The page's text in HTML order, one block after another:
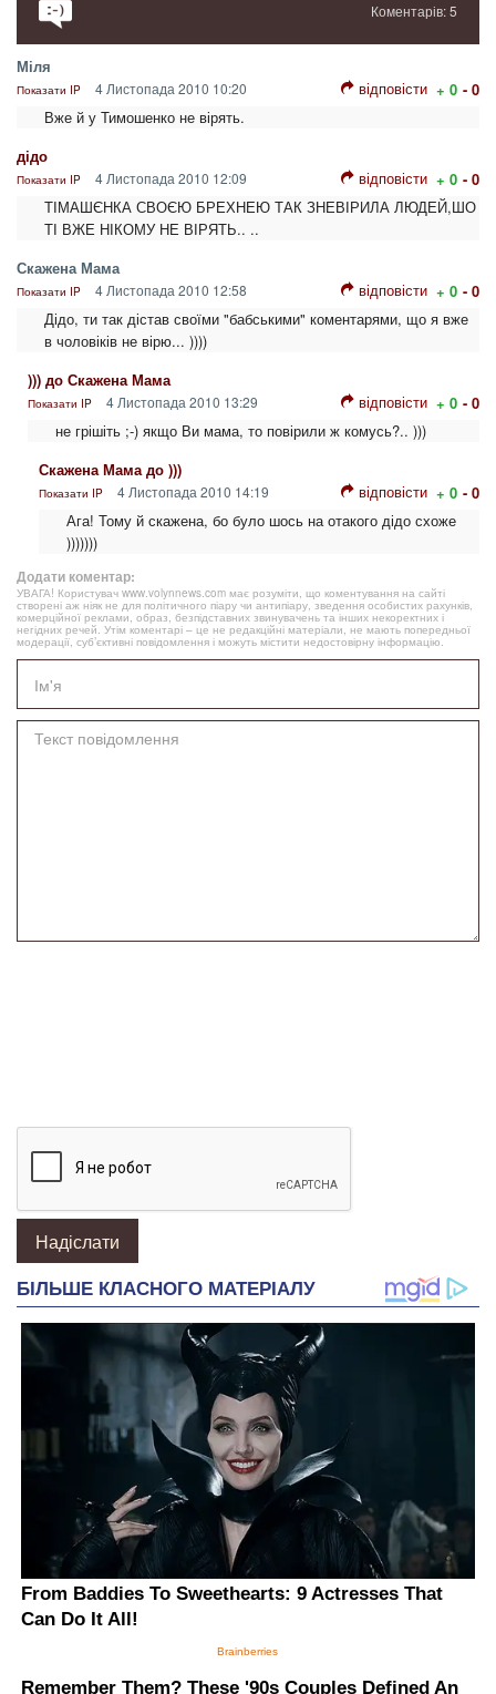
Коментарів: 5
Міля
Показати IP 4 Листопада 2010 10:20 відповісти + 0 - 0
Вже й у Тимошенко не вірять.
дідо
Показати IP 4 Листопада 2010 12:09 відповісти + 0 - 0
ТІМАШЄНКА СВОЄЮ БРЕХНЕЮ ТАК ЗНЕВІРИЛА ЛЮДЕЙ,ШО
ТІ ВЖЕ НІКОМУ НЕ ВІРЯТЬ.. ..
Скажена Мама
Показати IP 4 Листопада 2010 12:58 відповісти + 0 - 0
Дідо, ти так дістав своїми "бабськими" коментарями, що я вже
в чоловіків не вірю... ))))
))) до Скажена Мама
Показати IP 4 Листопада 2010 13:29 відповісти + 0 - 0
не грішіть ;-) якщо Ви мама, то повірили ж комусь?.. )))
Скажена Мама до )))
Показати IP 4 Листопада 2010 14:19 відповісти + 0 - 0
Ага! Тому й скажена, бо було шось на отакого дідо схоже
)))))))
Додати коментар:
УВАГА! Користувач www.volynnews.com має розуміти, що коментування на сайті
створені аж ніяк не для політичного піару чи антипіару, зведення особистих рахунків,
комерційної реклами, образ, безпідставних звинувачень та інших некоректних і
негідних речей. Утім коментарі – це не редакційні матеріали, не мають попередньої
модерації, суб’єктивні повідомлення і можуть містити недостовірну інформацію.